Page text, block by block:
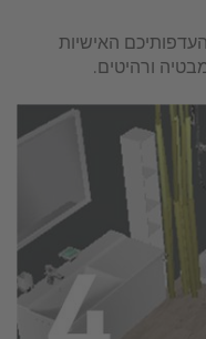
האישיות
ורהיטים.